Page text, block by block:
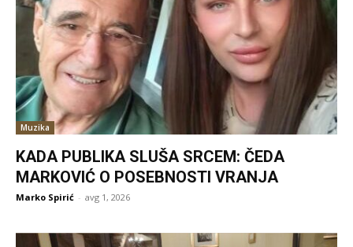
Muzika
KADA PUBLIKA SLUŠA SRCEM: ČEDA
MARKOVIĆ O POSEBNOSTI VRANJA
Marko Spirić - avg 1, 2026